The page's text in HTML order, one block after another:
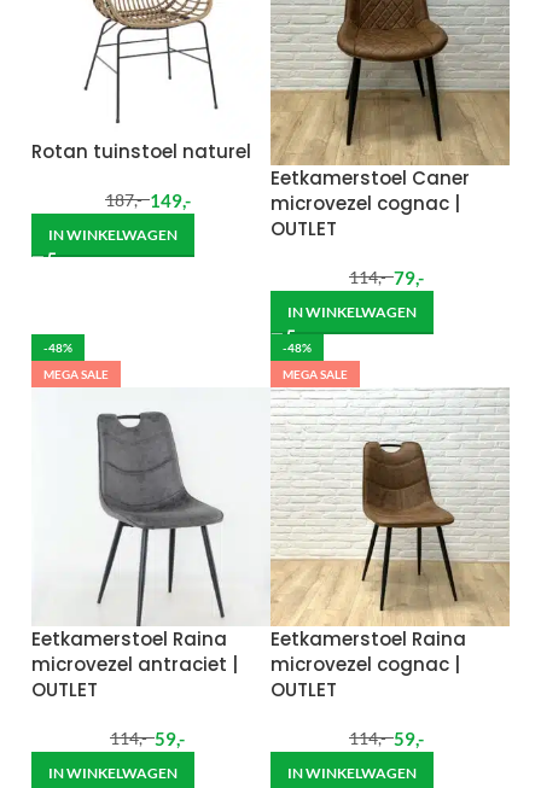
Rotan tuinstoel naturel
187,- 149,-
IN WINKELWAGEN
Eetkamerstoel Caner
microvezel cognac |
OUTLET
114,- 79,-
IN WINKELWAGEN
-48%
MEGA SALE
Eetkamerstoel Raina
microvezel antraciet |
OUTLET
114,- 59,-
IN WINKELWAGEN
-48%
MEGA SALE
Eetkamerstoel Raina
microvezel cognac |
OUTLET
114,- 59,-
IN WINKELWAGEN